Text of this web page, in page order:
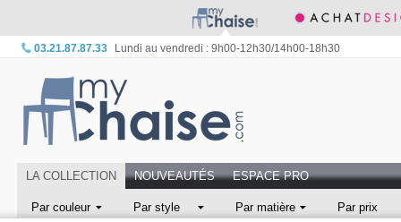
03.21.87.87.33 Lundi au vendredi : 9h00-12h30/14h00-18h30
LA COLLECTION NOUVEAUTÉS ESPACE PRO
Par couleur Par style Par matière Par prix